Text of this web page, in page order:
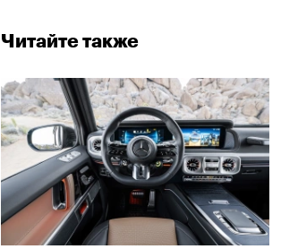
Читайте также